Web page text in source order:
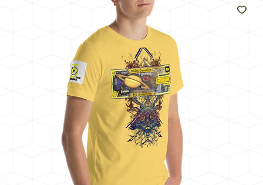
come
sole